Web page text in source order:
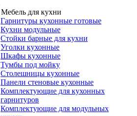
Мебель для кухни
Гарнитуры кухонные готовые
Кухни модульные
Стойки барные для кухни
Уголки кухонные
Шкафы кухонные
Тумбы под мойку
Столешницы кухонные
Панели стеновые кухонные
Комплектующие для кухонных
гарнитуров
Комплектующие для модульных